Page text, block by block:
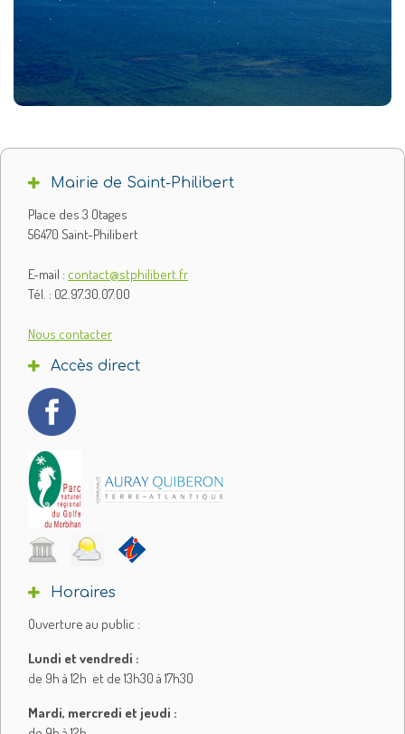
Mairie de Saint-Philibert
Place des 3 Otages
56470 Saint-Philibert
E-mail : contact@stphilibert.fr
Tél. : 02.97.30.07.00
Nous contacter
Accès direct
Horaires
Ouverture au public :
Lundi et vendredi :
de 9h à 12h et de 13h30 à 17h30
Mardi, mercredi et jeudi :